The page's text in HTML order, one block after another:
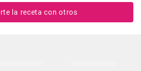
la receta con otros